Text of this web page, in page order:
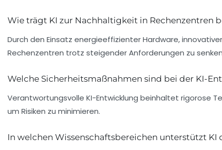
Wie trägt KI zur Nachhaltigkeit in Rechenzentren
Durch den Einsatz energieeffizienter Hardware,
Rechenzentren trotz steigender Anforderungen zu
Welche Sicherheitsmaßnahmen sind bei der KI-
Verantwortungsvolle KI-Entwicklung beinhaltet rigorose
um Risiken zu minimieren.
In welchen Wissenschaftsbereichen unterstützt